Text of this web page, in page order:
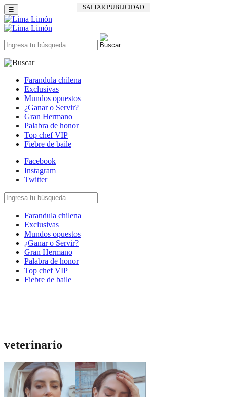
SALTAR PUBLICIDAD
☰
Farandula chilena
Exclusivas
Mundos opuestos
¿Ganar o Servir?
Gran Hermano
Palabra de honor
Top chef VIP
Fiebre de baile
Facebook
Instagram
Twitter
Farandula chilena
Exclusivas
Mundos opuestos
¿Ganar o Servir?
Gran Hermano
Palabra de honor
Top chef VIP
Fiebre de baile
veterinario